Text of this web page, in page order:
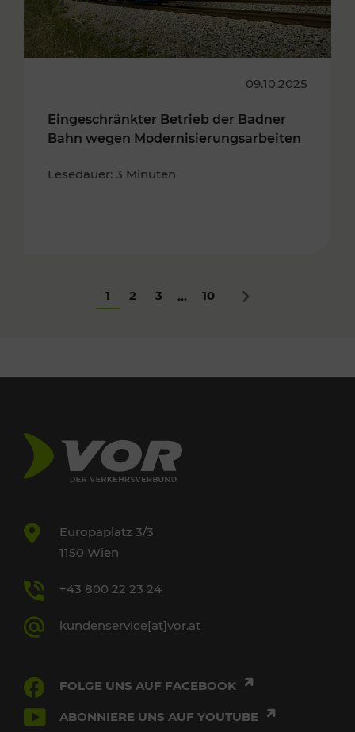
09.10.2025
Eingeschränkter Betrieb der Badner
Bahn wegen Modernisierungsarbeiten
Lesedauer: 3 Minuten
1 2 3 ... 10 Nächstes
Europaplatz 3/3
1150 Wien
+43 800 22 23 24
kundenservice[at]vor.at
FOLGE UNS AUF FACEBOOK
ABONNIERE UNS AUF YOUTUBE